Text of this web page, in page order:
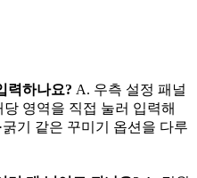
력하나요? A. 우측 설정 패널
당 영역을 직접 눌러 입력해
기 같은 꾸미기 옵션을 다루